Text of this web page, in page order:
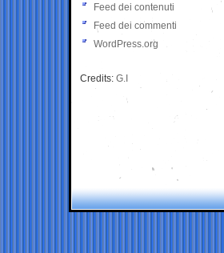
Feed dei contenuti
Feed dei commenti
WordPress.org
Credits: G.I